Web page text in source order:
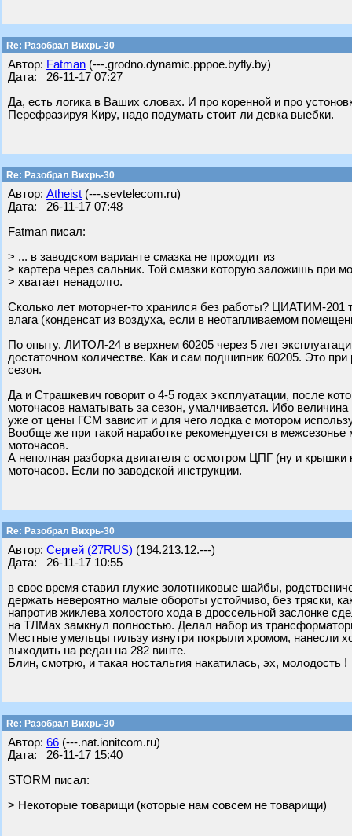
Re: Разобрал Вихрь-30
Автор: Fatman (---.grodno.dynamic.pppoe.byfly.by)
Дата: 26-11-17 07:27
Да, есть логика в Ваших словах. И про коренной и про
Перефразируя Киру, надо подумать стоит ли девка выебки.
Re: Разобрал Вихрь-30
Автор: Atheist (---.sevtelecom.ru)
Дата: 26-11-17 07:48
Fatman писал:
> ... в заводском варианте смазка не проходит из
> картера через сальник. Той смазки которую заложишь при
> хватает ненадолго.
Сколько лет моторчег-то хранился без работы? ЦИАТИМ-201
влага (конденсат из воздуха, если в неотапливаемом
По опыту. ЛИТОЛ-24 в верхнем 60205 через 5 лет
достаточном количестве. Как и сам подшипник 60205. Это
сезон.
Да и Страшкевич говорит о 4-5 годах эксплуатации, после
моточасов наматывать за сезон, умалчивается. Ибо
уже от цены ГСМ зависит и для чего лодка с мотором
Вообще же при такой наработке рекомендуется в
моточасов.
А неполная разборка двигателя с осмотром ЦПГ (ну и
моточасов. Если по заводской инструкции.
Re: Разобрал Вихрь-30
Автор: Сергей (27RUS) (194.213.12.---)
Дата: 26-11-17 10:55
в свое время ставил глухие золотниковые шайбы,
держать невероятно малые обороты устойчиво, без тряски,
напротив жиклева холостого хода в дроссельной заслонке
на ТЛМах замкнул полностью. Делал набор из
Местные умельцы гильзу изнутри покрыли хромом, нанесли
выходить на редан на 282 винте.
Блин, смотрю, и такая ностальгия накатилась, эх, молодость !
Re: Разобрал Вихрь-30
Автор: 66 (---.nat.ionitcom.ru)
Дата: 26-11-17 15:40
STORM писал:
> Некоторые товарищи (которые нам совсем не товарищи)